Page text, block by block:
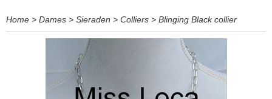
Home > Dames > Sieraden > Colliers > Blinging Black collier